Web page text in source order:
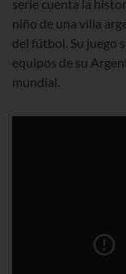
serie cuenta la
niño de una villa
del fútbol. Su juego
equipos de su
mundial.